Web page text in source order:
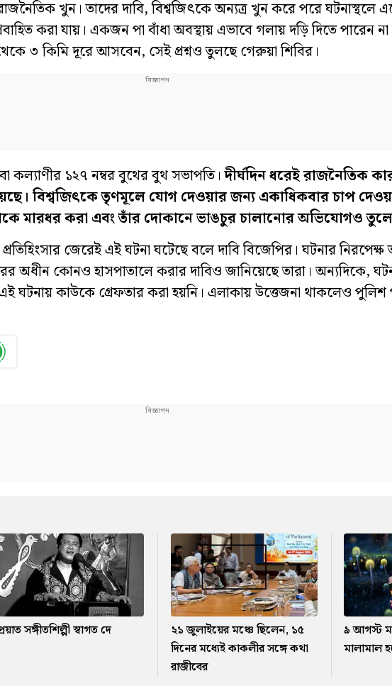
খুন। তাদের দাবি, বিশ্বজিৎকে অন্যত্র খুন করে পরে ঘটনাস্থলে
করা যায়। একজন পা বাঁধা অবস্থায় এভাবে গলায় দড়ি দিতে পারেন
৩ কিমি দূরে আসবেন, সেই প্রশ্নও তুলছে গেরুয়া শিবির।
কল্যাণীর ১২৭ নম্বর বুথের বুথ সভাপতি।দীর্ঘদিন ধরেই রাজনৈতিক
বিশ্বজিৎকে তৃণমূলে যোগ দেওয়ার জন্য একাধিকবার চাপ
মারধর করা এবং তাঁর দোকানে ভাঙচুর চালানোর অভিযোগও
জেরেই এই ঘটনা ঘটেছে বলে দাবি বিজেপির। ঘটনার নিরপেক্ষ
অধীন কোনও হাসপাতালে করার দাবিও জানিয়েছে তারা। অন্যদিকে,
ঘটনায় কাউকে গ্রেফতার করা হয়নি। এলাকায় উত্তেজনা থাকলেও
সঙ্গীতশিল্পী স্বাগত দে
২১ জুলাইয়ের মঞ্চে ছিলেন, ১৫
দিনের মধ্যেই কাকলীর সঙ্গে কথা
রাজীবের
৯ আগস্ট
মালামাল